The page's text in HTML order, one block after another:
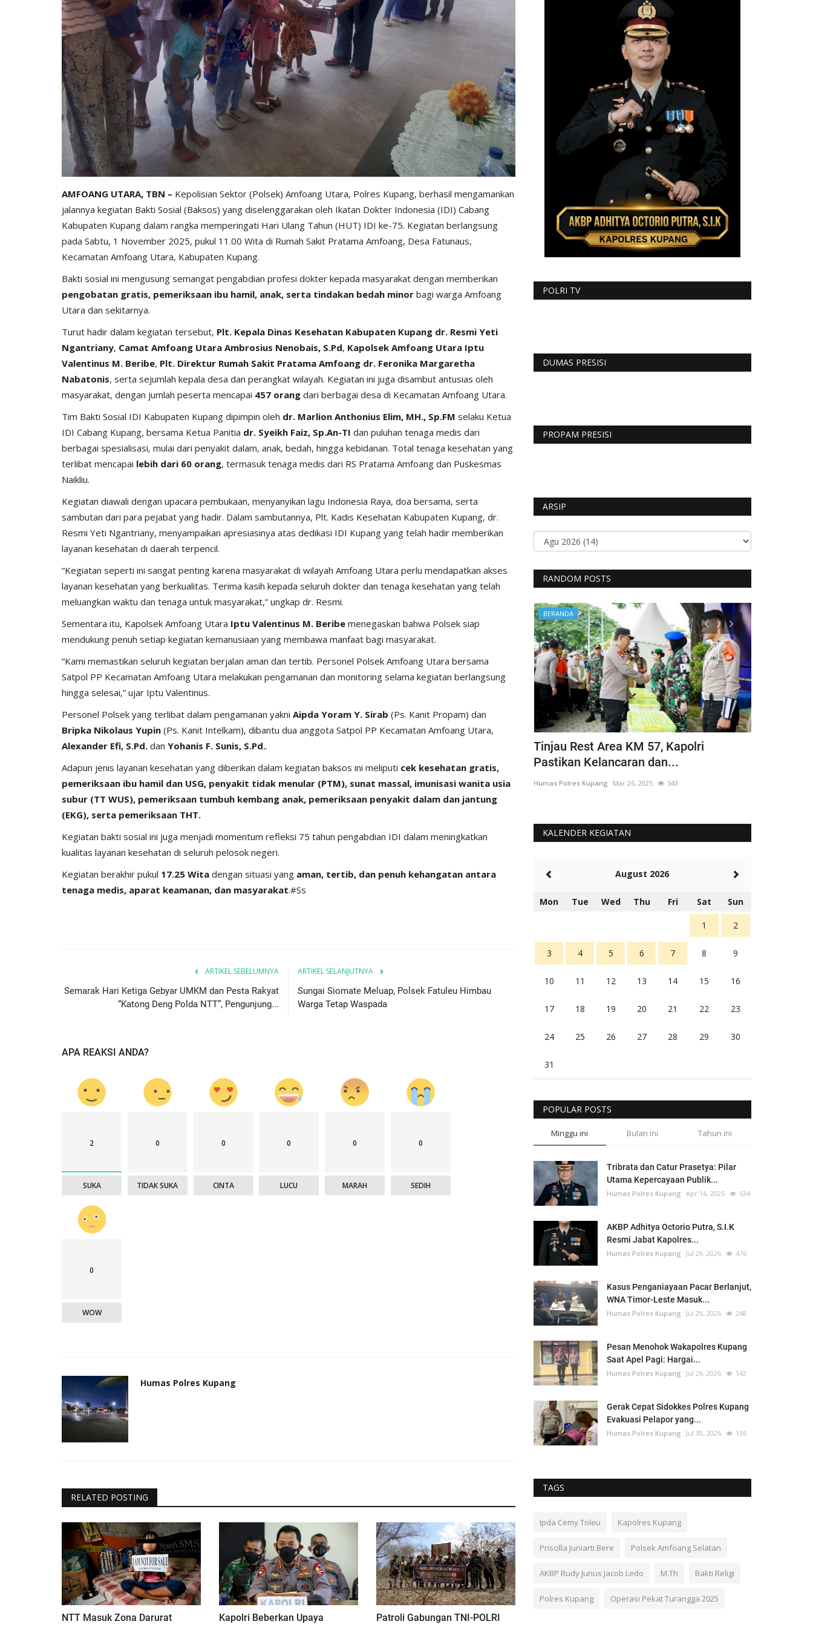
AMFOANG UTARA, TBN – Kepolisian Sektor (Polsek) Amfoang Utara, Polres Kupang, berhasil mengamankan
jalannya kegiatan Bakti Sosial (Baksos) yang diselenggarakan oleh Ikatan Dokter Indonesia (IDI) Cabang
Kabupaten Kupang dalam rangka memperingati Hari Ulang Tahun (HUT) IDI ke-75. Kegiatan berlangsung
pada Sabtu, 1 November 2025, pukul 11.00 Wita di Rumah Sakit Pratama Amfoang, Desa Fatunaus,
Kecamatan Amfoang Utara, Kabupaten Kupang.
Bakti sosial ini mengusung semangat pengabdian profesi dokter kepada masyarakat dengan memberikan
pengobatan gratis, pemeriksaan ibu hamil, anak, serta tindakan bedah minor bagi warga Amfoang
Utara dan sekitarnya.
Turut hadir dalam kegiatan tersebut, Plt. Kepala Dinas Kesehatan Kabupaten Kupang dr. Resmi Yeti
Ngantriany, Camat Amfoang Utara Ambrosius Nenobais, S.Pd, Kapolsek Amfoang Utara Iptu
Valentinus M. Beribe, Plt. Direktur Rumah Sakit Pratama Amfoang dr. Feronika Margaretha
Nabatonis, serta sejumlah kepala desa dan perangkat wilayah. Kegiatan ini juga disambut antusias oleh
masyarakat, dengan jumlah peserta mencapai 457 orang dari berbagai desa di Kecamatan Amfoang Utara.
Tim Bakti Sosial IDI Kabupaten Kupang dipimpin oleh dr. Marlion Anthonius Elim, MH., Sp.FM selaku Ketua
IDI Cabang Kupang, bersama Ketua Panitia dr. Syeikh Faiz, Sp.An-TI dan puluhan tenaga medis dari
berbagai spesialisasi, mulai dari penyakit dalam, anak, bedah, hingga kebidanan. Total tenaga kesehatan yang
terlibat mencapai lebih dari 60 orang, termasuk tenaga medis dari RS Pratama Amfoang dan Puskesmas
Naikliu.
Kegiatan diawali dengan upacara pembukaan, menyanyikan lagu Indonesia Raya, doa bersama, serta
sambutan dari para pejabat yang hadir. Dalam sambutannya, Plt. Kadis Kesehatan Kabupaten Kupang, dr.
Resmi Yeti Ngantriany, menyampaikan apresiasinya atas dedikasi IDI Kupang yang telah hadir memberikan
layanan kesehatan di daerah terpencil.
“Kegiatan seperti ini sangat penting karena masyarakat di wilayah Amfoang Utara perlu mendapatkan akses
layanan kesehatan yang berkualitas. Terima kasih kepada seluruh dokter dan tenaga kesehatan yang telah
meluangkan waktu dan tenaga untuk masyarakat,” ungkap dr. Resmi.
Sementara itu, Kapolsek Amfoang Utara Iptu Valentinus M. Beribe menegaskan bahwa Polsek siap
mendukung penuh setiap kegiatan kemanusiaan yang membawa manfaat bagi masyarakat.
“Kami memastikan seluruh kegiatan berjalan aman dan tertib. Personel Polsek Amfoang Utara bersama
Satpol PP Kecamatan Amfoang Utara melakukan pengamanan dan monitoring selama kegiatan berlangsung
hingga selesai,” ujar Iptu Valentinus.
Personel Polsek yang terlibat dalam pengamanan yakni Aipda Yoram Y. Sirab (Ps. Kanit Propam) dan
Bripka Nikolaus Yupin (Ps. Kanit Intelkam), dibantu dua anggota Satpol PP Kecamatan Amfoang Utara,
Alexander Efi, S.Pd. dan Yohanis F. Sunis, S.Pd..
Adapun jenis layanan kesehatan yang diberikan dalam kegiatan baksos ini meliputi cek kesehatan gratis,
pemeriksaan ibu hamil dan USG, penyakit tidak menular (PTM), sunat massal, imunisasi wanita usia
subur (TT WUS), pemeriksaan tumbuh kembang anak, pemeriksaan penyakit dalam dan jantung
(EKG), serta pemeriksaan THT.
Kegiatan bakti sosial ini juga menjadi momentum refleksi 75 tahun pengabdian IDI dalam meningkatkan
kualitas layanan kesehatan di seluruh pelosok negeri.
Kegiatan berakhir pukul 17.25 Wita dengan situasi yang aman, tertib, dan penuh kehangatan antara
tenaga medis, aparat keamanan, dan masyarakat.#Ss
ARTIKEL SEBELUMNYA
Semarak Hari Ketiga Gebyar UMKM dan Pesta Rakyat
“Katong Deng Polda NTT”, Pengunjung...
ARTIKEL SELANJUTNYA
Sungai Siomate Meluap, Polsek Fatuleu Himbau
Warga Tetap Waspada
APA REAKSI ANDA?
2
SUKA
0
TIDAK SUKA
0
CINTA
0
LUCU
0
MARAH
0
SEDIH
0
WOW
Humas Polres Kupang
RELATED POSTING
NTT Masuk Zona Darurat
Kapolri Beberkan Upaya
Patroli Gabungan TNI-POLRI
POLRI TV
DUMAS PRESISI
PROPAM PRESISI
ARSIP
RANDOM POSTS
21 Komodo
Kapolres kupang AKBP ALDINAN,
intruksikan jajaran polres...
Humas Polres Kupang Des 29, 2019 2149
Kapolsek, Tekankan...
Humas Polres Kupang Mei 21, 2026 337
BERANDA
Tinjau Rest Area KM 57, Kapolri
Pastikan Kelancaran dan...
Humas Polres Kupang Mar 26, 2025 543
KALENDER KEGIATAN
August 2026
Mon Tue Wed Thu Fri Sat Sun
1 2
3 4 5 6 7 8 9
10 11 12 13 14 15 16
17 18 19 20 21 22 23
24 25 26 27 28 29 30
31
POPULAR POSTS
Minggu ini Bulan ini Tahun ini
Tribrata dan Catur Prasetya: Pilar
Utama Kepercayaan Publik...
Humas Polres Kupang Apr 14, 2025 534
AKBP Adhitya Octorio Putra, S.I.K
Resmi Jabat Kapolres...
Humas Polres Kupang Jul 29, 2026 476
Kasus Penganiayaan Pacar Berlanjut,
WNA Timor-Leste Masuk...
Humas Polres Kupang Jul 29, 2026 248
Pesan Menohok Wakapolres Kupang
Saat Apel Pagi: Hargai...
Humas Polres Kupang Jul 29, 2026 142
Gerak Cepat Sidokkes Polres Kupang
Evakuasi Pelapor yang...
Humas Polres Kupang Jul 30, 2026 136
TAGS
Ipda Cemy Toleu Kapolres Kupang
Priscilla Juniarti Bere Polsek Amfoang Selatan
AKBP Rudy Junus Jacob Ledo M.Th Bakti Religi
Polres Kupang Operasi Pekat Turangga 2025